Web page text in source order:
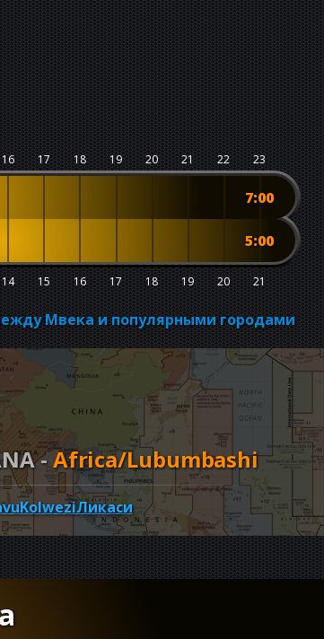
16 17 18 19 20 21 22 23
7:00
14 15 16 17 18 19 20 21
5:00
Мвека и популярными городами
-Africa/Lubumbashi
KolweziЛикаси